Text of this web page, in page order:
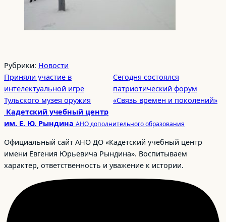
Рубрики: Новости
Приняли участие в
интелектуальной игре
Тульского музея оружия
Сегодня состоялся
патриотический форум
«Связь времен и поколений»
Кадетский учебный центр
им. Е. Ю. Рындина АНО дополнительного образования
Официальный сайт АНО ДО «Кадетский учебный центр
имени Евгения Юрьевича Рындина». Воспитываем
характер, ответственность и уважение к истории.